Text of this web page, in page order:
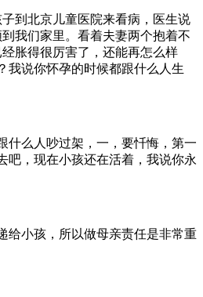
到北京儿童医院来看病，医生说
我们家里。看着夫妻两个抱着不
胀得很厉害了，还能再怎么样
我说你怀孕的时候都跟什么人生
什么人吵过架，一，要忏悔，第一
吧，现在小孩还在活着，我说你永
给小孩，所以做母亲责任是非常重